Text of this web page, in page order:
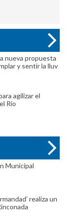
nueva propuesta
y sentir la lluv
agilizar el
Río
Municipal
realiza un